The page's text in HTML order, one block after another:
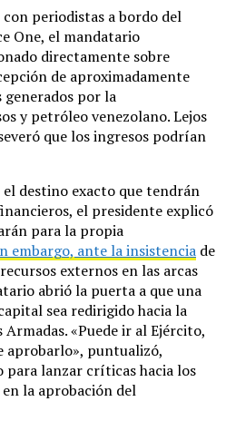
periodistas a bordo del
One, el mandatario
directamente sobre
de aproximadamente
generados por la
y petróleo venezolano. Lejos
que los ingresos podrían
destino exacto que tendrán
el presidente explicó
para la propia
embargo, ante la insistencia de
externos en las arcas
abrió la puerta a que una
sea redirigido hacia la
«Puede ir al Ejército,
aprobarlo», puntualizó,
para lanzar críticas hacia los
la aprobación del